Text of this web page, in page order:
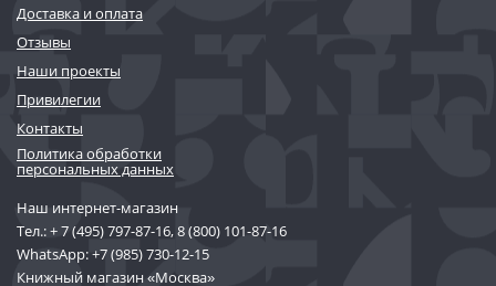
Доставка и оплата
Отзывы
Наши проекты
Привилегии
Контакты
Политика обработки
персональных данных
Наш интернет-магазин
Тел.:+ 7 (495) 797-87-16,8 (800) 101-87-16
WhatsApp:+7 (985) 730-12-15
Книжный магазин «Москва»